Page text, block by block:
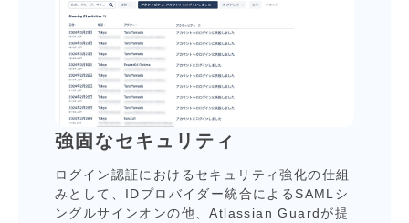
強固なセキュリティ
ログイン認証におけるセキュリティ強化の仕組
みとして、IDプロバイダー統合によるSAMLシ
ングルサインオンの他、Atlassian Guardが提